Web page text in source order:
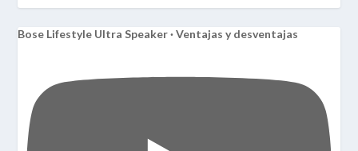
Bose Lifestyle Ultra Speaker · Ventajas y desventajas